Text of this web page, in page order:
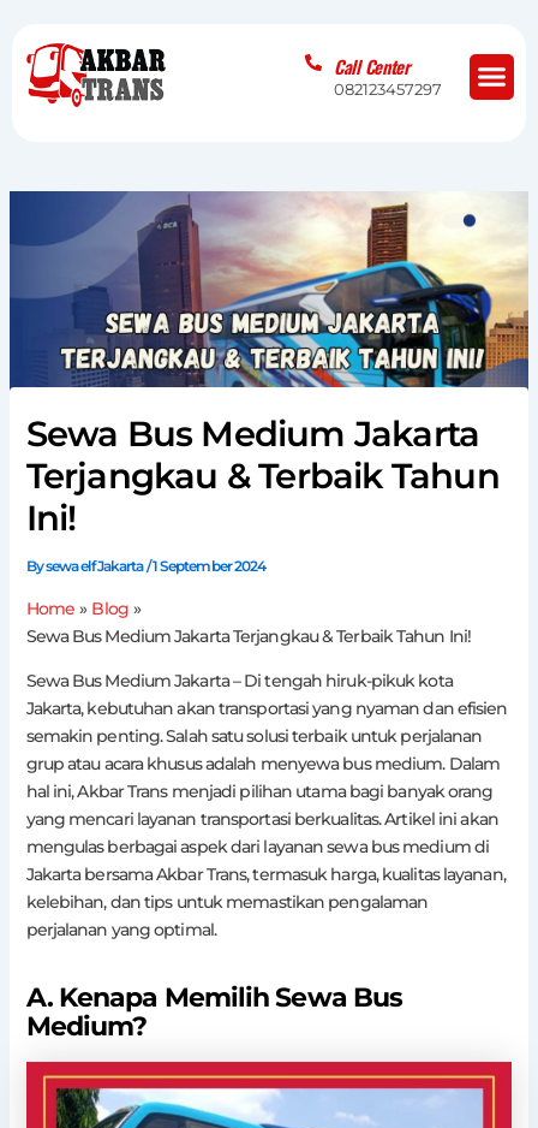
content
Call Center
082123457297
Sewa Bus Medium Jakarta
Terjangkau & Terbaik Tahun
Ini!
Bysewa elf Jakarta/1 September 2024
Home
Blog
Sewa Bus Medium Jakarta Terjangkau & Terbaik Tahun Ini!
Sewa Bus Medium Jakarta – Di tengah hiruk-pikuk kota
Jakarta, kebutuhan akan transportasi yang nyaman dan efisien
semakin penting. Salah satu solusi terbaik untuk perjalanan
grup atau acara khusus adalah menyewa bus medium. Dalam
hal ini, Akbar Trans menjadi pilihan utama bagi banyak orang
yang mencari layanan transportasi berkualitas. Artikel ini akan
mengulas berbagai aspek dari layanan sewa bus medium di
Jakarta bersama Akbar Trans, termasuk harga, kualitas layanan,
kelebihan, dan tips untuk memastikan pengalaman
perjalanan yang optimal.
A. Kenapa Memilih Sewa Bus
Medium?